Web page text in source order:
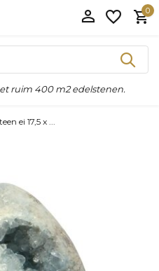
0
ruim 400 m2 edelstenen.
ei 17,5 x ...